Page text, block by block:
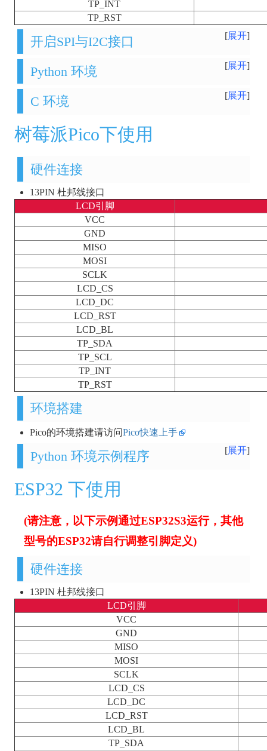
TP_INT
TP_RST
展开
开启SPI与I2C接口
展开
Python 环境
展开
C 环境
树莓派Pico下使用
硬件连接
13PIN 杜邦线接口
LCD引脚
VCC
GND
MISO
MOSI
SCLK
LCD_CS
LCD_DC
LCD_RST
LCD_BL
TP_SDA
TP_SCL
TP_INT
TP_RST
环境搭建
Pico的环境搭建请访问Pico快速上手
展开
Python 环境示例程序
ESP32 下使用
(请注意，以下示例通过ESP32S3运行，其他
型号的ESP32请自行调整引脚定义)
硬件连接
13PIN 杜邦线接口
LCD引脚
VCC
GND
MISO
MOSI
SCLK
LCD_CS
LCD_DC
LCD_RST
LCD_BL
TP_SDA